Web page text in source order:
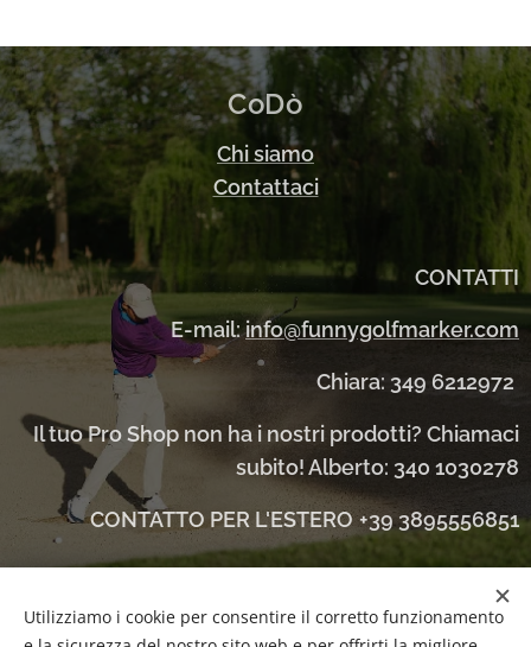
CoDò
Chi siamo
Contattaci
CONTATTI
E-mail:info@funnygolfmarker.com
Chiara: 349 6212972
Il tuo Pro Shop non ha i nostri prodotti? Chiamaci
subito! Alberto: 340 1030278
CONTATTO PER L'ESTERO +39 3895556851
PARTITA IVA 04860960279 Cookies
Utilizziamo i cookie per consentire il corretto funzionamento